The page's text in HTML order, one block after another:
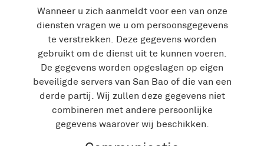
Wanneer u zich aanmeldt voor een van onze
diensten vragen we u om persoonsgegevens
te verstrekken. Deze gegevens worden
gebruikt om de dienst uit te kunnen voeren.
De gegevens worden opgeslagen op eigen
beveiligde servers van San Bao of die van een
derde partij. Wij zullen deze gegevens niet
combineren met andere persoonlijke
gegevens waarover wij beschikken.